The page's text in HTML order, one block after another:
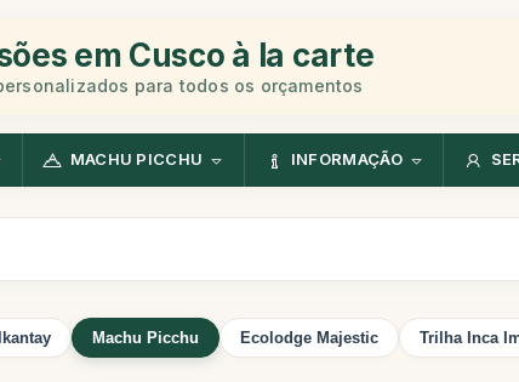
em Cusco à la carte
para todos os orçamentos
MACHU PICCHU INFORMAÇÃO
Machu Picchu Ecolodge Majestic Trilha Inca